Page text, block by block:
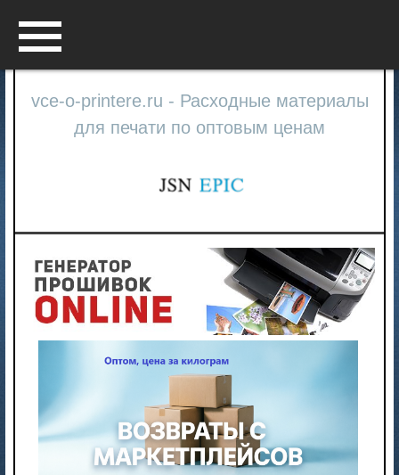
vce-o-printere.ru - Расходные материалы
для печати по оптовым ценам